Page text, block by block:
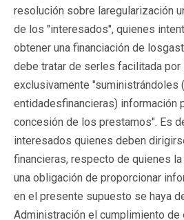
resolución sobre laregularización
de los "interesados", quienes
obtener una financiación de
debe tratar de serles facilitada por
exclusivamente "suministrándoles
entidadesfinancieras) información
concesión de los prestamos". Es
interesados quienes deben
financieras, respecto de quienes
una obligación de proporcionar
en el presente supuesto se haya
Administración el cumplimiento de